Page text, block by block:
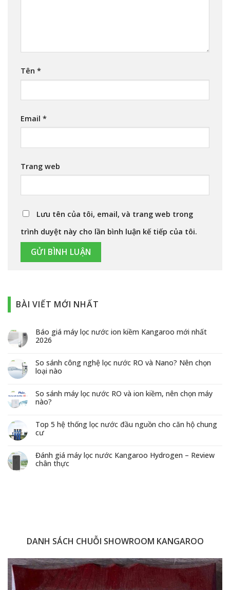
Tên *
Email *
Trang web
Lưu tên của tôi, email, và trang web trong
trình duyệt này cho lần bình luận kế tiếp của tôi.
BÀI VIẾT MỚI NHẤT
Báo giá máy lọc nước ion kiềm Kangaroo mới nhất
2026
So sánh công nghệ lọc nước RO và Nano? Nên chọn
loại nào
So sánh máy lọc nước RO và ion kiềm, nên chọn máy
nào?
Top 5 hệ thống lọc nước đầu nguồn cho căn hộ chung
cư
Đánh giá máy lọc nước Kangaroo Hydrogen – Review
chân thực
DANH SÁCH CHUỖI SHOWROOM KANGAROO